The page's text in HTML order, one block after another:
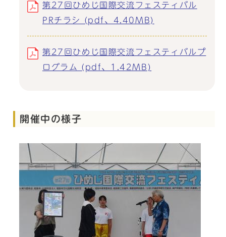
第27回ひめじ国際交流フェスティバル
PRチラシ (pdf、4.40MB)
第27回ひめじ国際交流フェスティバルプ
ログラム (pdf、1.42MB)
開催中の様子